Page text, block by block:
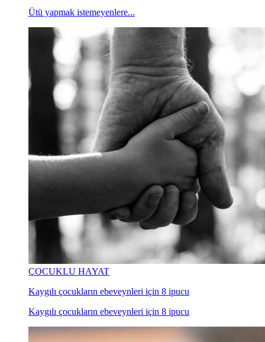
Ütü yapmak istemeyenlere...
ÇOCUKLU HAYAT
Kaygılı çocukların ebeveynleri için 8 ipucu
Kaygılı çocukların ebeveynleri için 8 ipucu